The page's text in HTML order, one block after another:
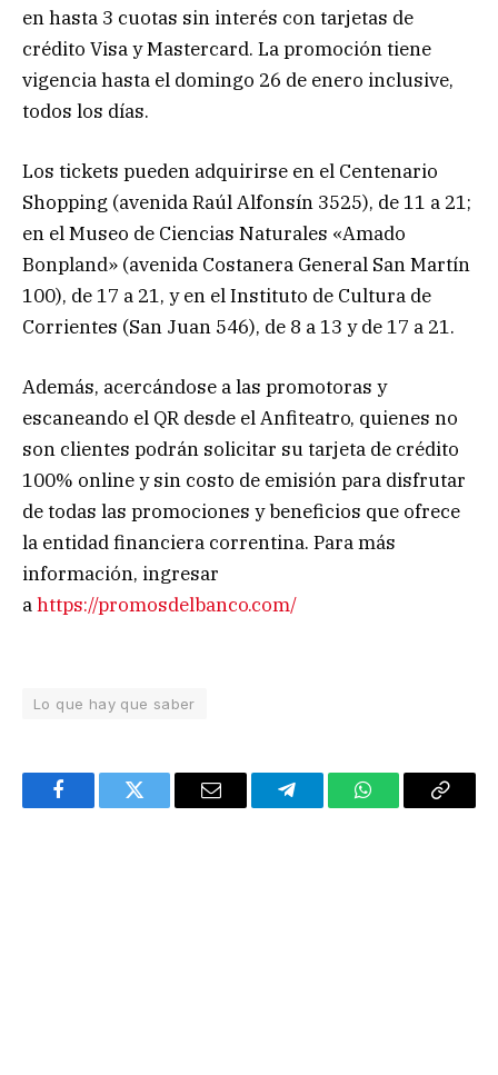
en hasta 3 cuotas sin interés con tarjetas de
crédito Visa y Mastercard. La promoción tiene
vigencia hasta el domingo 26 de enero inclusive,
todos los días.
Los tickets pueden adquirirse en el Centenario
Shopping (avenida Raúl Alfonsín 3525), de 11 a 21;
en el Museo de Ciencias Naturales «Amado
Bonpland» (avenida Costanera General San Martín
100), de 17 a 21, y en el Instituto de Cultura de
Corrientes (San Juan 546), de 8 a 13 y de 17 a 21.
Además, acercándose a las promotoras y
escaneando el QR desde el Anfiteatro, quienes no
son clientes podrán solicitar su tarjeta de crédito
100% online y sin costo de emisión para disfrutar
de todas las promociones y beneficios que ofrece
la entidad financiera correntina. Para más
información, ingresar
ahttps://promosdelbanco.com/
Lo que hay que saber
FacebookTwitter Email TelegramWhatsAppCopy